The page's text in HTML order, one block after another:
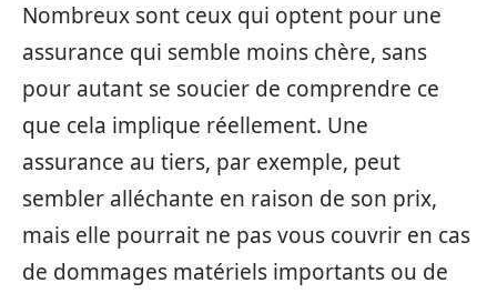
Nombreux sont ceux qui optent pour une
assurance qui semble moins chère, sans
pour autant se soucier de comprendre ce
que cela implique réellement. Une
assurance au tiers, par exemple, peut
sembler alléchante en raison de son prix,
mais elle pourrait ne pas vous couvrir en cas
de dommages matériels importants ou de